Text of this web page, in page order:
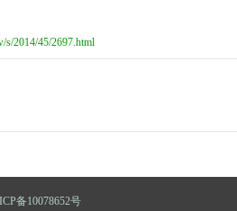
s/2014/45/2697.html
备10078652号